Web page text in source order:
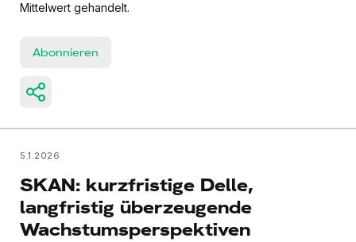
Mittelwert gehandelt.
Abonnieren
5.1.2026
SKAN: kurzfristige Delle,
langfristig überzeugende
Wachstumsperspektiven